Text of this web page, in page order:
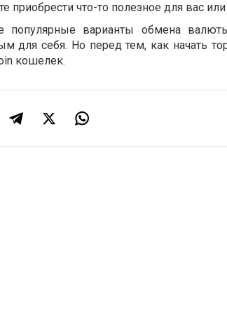
что-то полезное для вас
популярные варианты обмена
для себя. Но перед тем, как начать
кошелек.